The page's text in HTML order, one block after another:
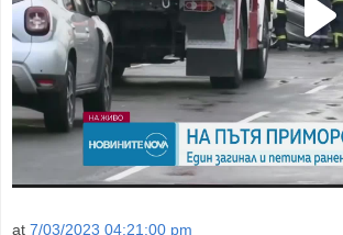
at 7/03/2023 04:21:00 pm